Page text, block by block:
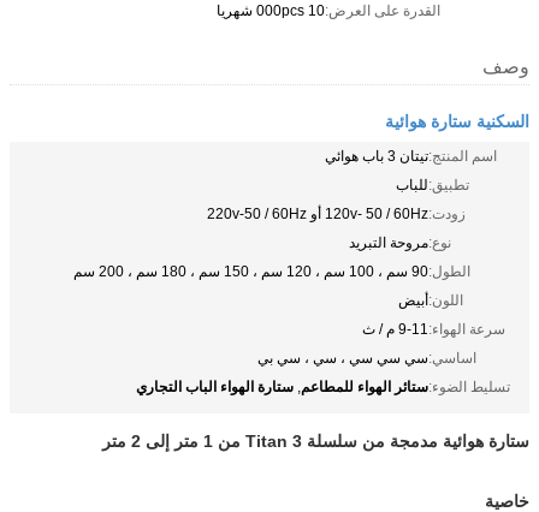
القدرة على العرض:10 000pcs شهريا
وصف
السكنية ستارة هوائية
اسم المنتج:تيتان 3 باب هوائي
تطبيق:للباب
زودت:120v- 50 / 60Hz أو 220v-50 / 60Hz
نوع:مروحة التبريد
الطول:90 سم ، 100 سم ، 120 سم ، 150 سم ، 180 سم ، 200 سم
اللون:أبيض
سرعة الهواء:9-11 م / ث
اساسي:سي سي سي ، سي ، سي بي
تسليط الضوء:ستائر الهواء للمطاعم, ستارة الهواء الباب التجاري
ستارة هوائية مدمجة من سلسلة Titan 3 من 1 متر إلى 2 متر
خاصية